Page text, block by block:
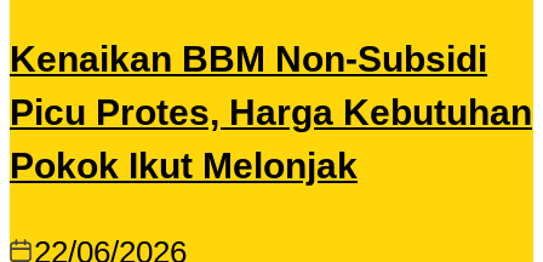
Kenaikan BBM Non-Subsidi
Picu Protes, Harga Kebutuhan
Pokok Ikut Melonjak
22/06/2026